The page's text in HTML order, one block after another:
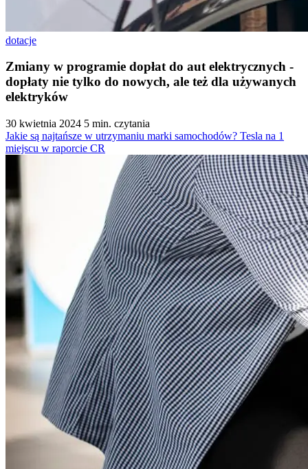
dotacje
Zmiany w programie dopłat do aut elektrycznych -
dopłaty nie tylko do nowych, ale też dla używanych
elektryków
30 kwietnia 2024 5 min. czytania
Jakie są najtańsze w utrzymaniu marki samochodów? Tesla na 1
miejscu w raporcie CR